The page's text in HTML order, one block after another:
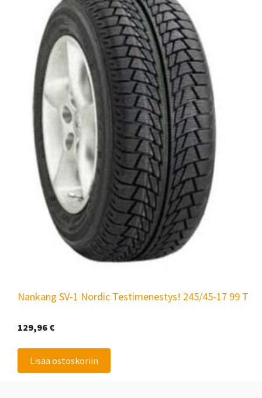
Nankang SV-1 Nordic Testimenestys! 245/45-17 99 T
129,96 €
Lisää ostoskoriin